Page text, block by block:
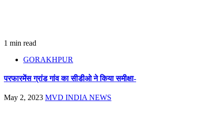
1 min read
GORAKHPUR
परफारमेंस ग्रांड गांव का सीडीओ ने किया समीक्षा-
May 2, 2023 MVD INDIA NEWS